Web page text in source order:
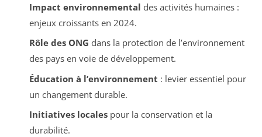
Impact environnemental des activités humaines :
enjeux croissants en 2024.
Rôle des ONG dans la protection de l’environnement
des pays en voie de développement.
Éducation à l’environnement : levier essentiel pour
un changement durable.
Initiatives localespour la conservation et la
durabilité.